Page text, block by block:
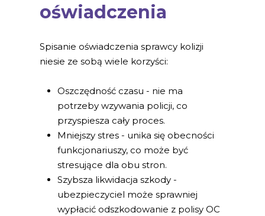
oświadczenia
Spisanie oświadczenia sprawcy kolizji
niesie ze sobą wiele korzyści:
Oszczędność czasu - nie ma
potrzeby wzywania policji, co
przyspiesza cały proces.
Mniejszy stres - unika się obecności
funkcjonariuszy, co może być
stresujące dla obu stron.
Szybsza likwidacja szkody -
ubezpieczyciel może sprawniej
wypłacić odszkodowanie z polisy OC